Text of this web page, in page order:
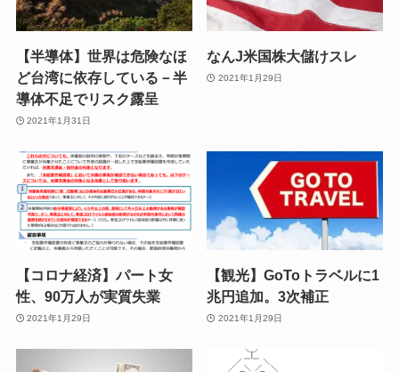
【半導体】世界は危険なほ
ど台湾に依存している－半
導体不足でリスク露呈
2021年1月31日
なんJ米国株大儲けスレ
2021年1月29日
【コロナ経済】パート女
性、90万人が実質失業
2021年1月29日
【観光】GoToトラベルに1
兆円追加。3次補正
2021年1月29日